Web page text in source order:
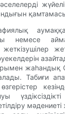
немесе
жеткізушілер
жаһандық
Табиғи